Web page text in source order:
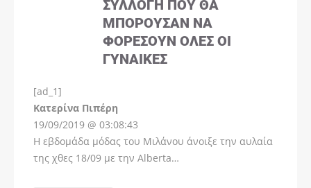
ΣΥΛΛΟΓΉ ΠΟΥ ΘΑ
ΜΠΟΡΟΎΣΑΝ ΝΑ
ΦΟΡΈΣΟΥΝ ΌΛΕΣ ΟΙ
ΓΥΝΑΊΚΕΣ
[ad_1]
Kατερίνα Πιπέρη
19/09/2019 @ 03:08:43
Η εβδομάδα μόδας του Μιλάνου άνοιξε την αυλαία
της χθες 18/09 με την Alberta…